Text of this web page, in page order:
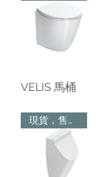
VELIS 馬桶
現貨，售完為止